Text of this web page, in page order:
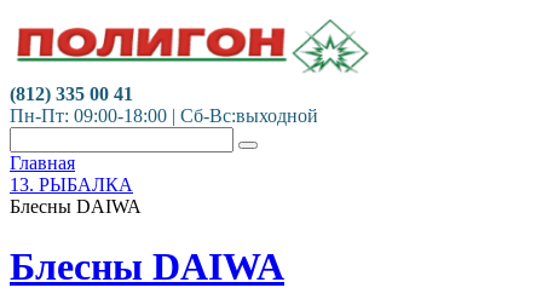
(812) 335 00 41
Пн-Пт: 09:00-18:00 | Сб-Вс:выходной
Главная
13. РЫБАЛКА
Блесны DAIWA
Блесны DAIWA